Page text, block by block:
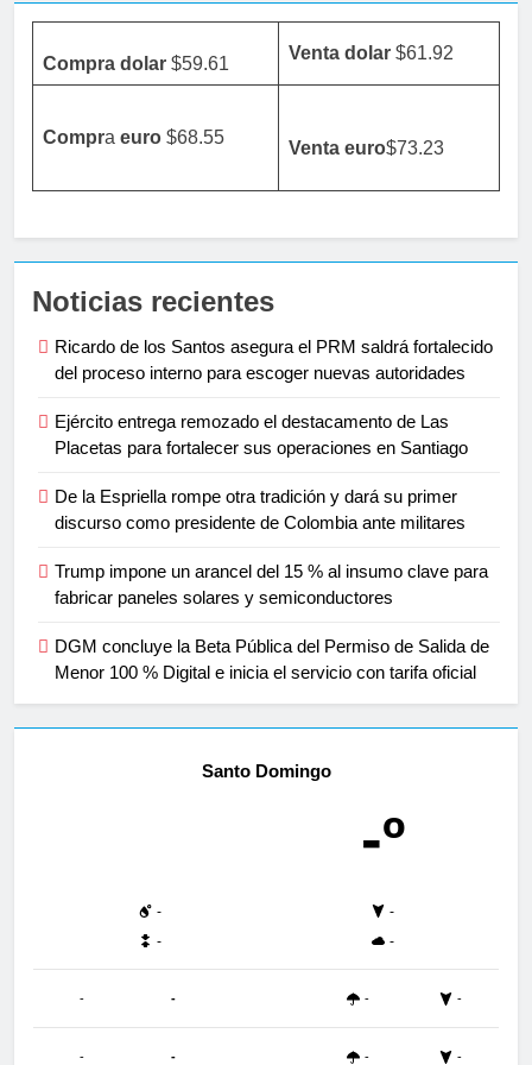
Compra dolar $59.61
Venta dolar $61.92
Compra euro $68.55
Venta euro$73.23
Noticias recientes
Ricardo de los Santos asegura el PRM saldrá fortalecido
del proceso interno para escoger nuevas autoridades
Ejército entrega remozado el destacamento de Las
Placetas para fortalecer sus operaciones en Santiago
De la Espriella rompe otra tradición y dará su primer
discurso como presidente de Colombia ante militares
Trump impone un arancel del 15 % al insumo clave para
fabricar paneles solares y semiconductores
DGM concluye la Beta Pública del Permiso de Salida de
Menor 100 % Digital e inicia el servicio con tarifa oficial
Santo Domingo
-º
-
-
-
-
- - - -
- - - -